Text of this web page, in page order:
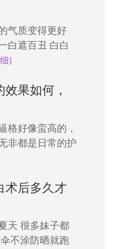
气质变得更好
白遮百丑 白白
]
果如何，
格好像蛮高的，
非都是日常的护
术后多久才
天 很多妹子都
不涂防晒就跑